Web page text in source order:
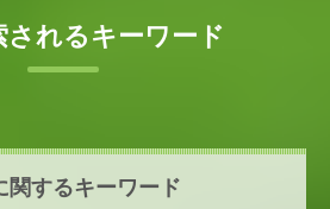
されるキーワード
関するキーワード